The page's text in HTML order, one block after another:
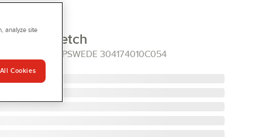
304 Stretch
GUL C54 TOPSWEDE 304174010C054
analyze site
Cookies